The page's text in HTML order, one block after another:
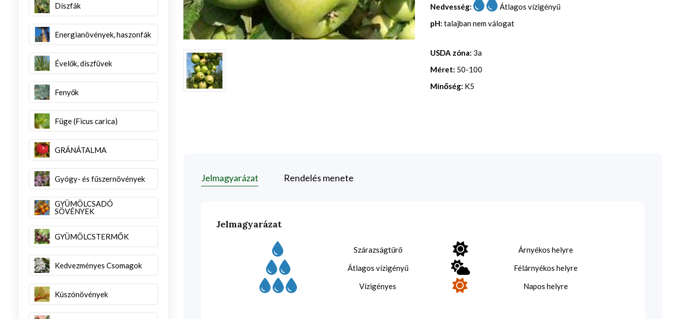
Díszfák
Energianövények, haszonfák
Évelők, díszfüvek
Fenyők
Füge (Ficus carica)
GRÁNÁTALMA
Gyógy- és fűszernövények
GYÜMÖLCSADÓ
SÖVÉNYEK
GYÜMÖLCSTERMŐK
Kedvezményes Csomagok
Kúszónövények
Nedvesség:
Átlagos vízigényű
pH: talajban nem válogat
USDA zóna: 3a
Méret: 50-100
Minőség: K5
Jelmagyarázat Rendelés menete
Jelmagyarázat
Szárazságtűrő
Árnyékos helyre
Átlagos vízigényű
Félárnyékos helyre
Vízigényes
Napos helyre